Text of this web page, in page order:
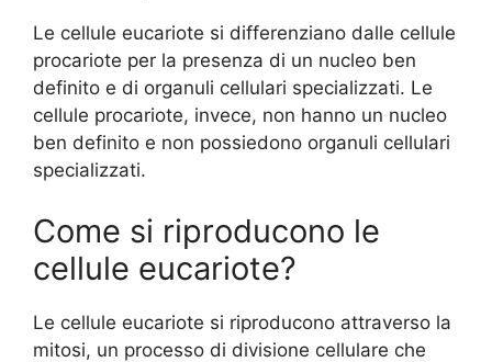
Le cellule eucariote si differenziano dalle cellule
procariote per la presenza di un nucleo ben
definito e di organuli cellulari specializzati. Le
cellule procariote, invece, non hanno un nucleo
ben definito e non possiedono organuli cellulari
specializzati.
Come si riproducono le
cellule eucariote?
Le cellule eucariote si riproducono attraverso la
mitosi, un processo di divisione cellulare che